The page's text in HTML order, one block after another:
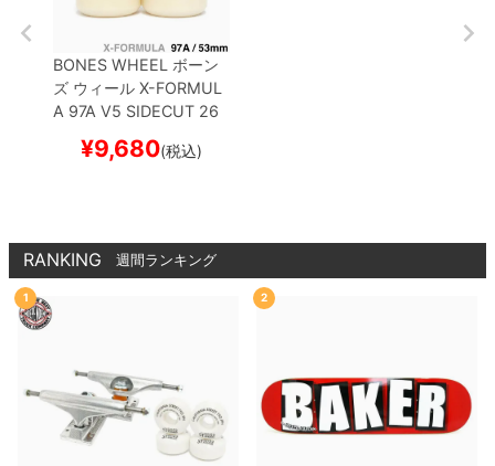
BONES WHEEL ボーン
ズ ウィール X-FORMUL
A 97A V5 SIDECUT 26
スケボー
¥9,680(税込)
RANKING 週間ランキング
1 2